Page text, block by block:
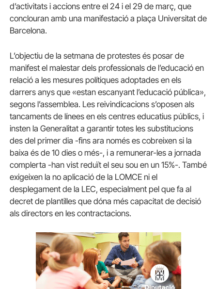
d’activitats i accions entre el 24 i el 29 de març, que
conclouran amb una manifestació a plaça Universitat de
Barcelona.
L’objectiu de la setmana de protestes és posar de
manifest el malestar dels professionals de l’educació en
relació a les mesures polítiques adoptades en els
darrers anys que «estan escanyant l’educació pública»,
segons l’assemblea. Les reivindicacions s’oposen als
tancaments de línees en els centres educatius públics, i
insten la Generalitat a garantir totes les substitucions
des del primer dia -fins ara només es cobreixen si la
baixa és de 10 dies o més-, i a remunerar-les a jornada
complerta -han vist reduït el seu sou en un 15%-. També
exigeixen la no aplicació de la LOMCE ni el
desplegament de la LEC, especialment pel que fa al
decret de plantilles que dóna més capacitat de decisió
als directors en les contractacions.